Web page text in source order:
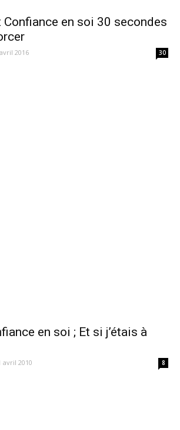
en soi 30 secondes
2016 30
en soi ; Et si j’étais à
avril 2010 8